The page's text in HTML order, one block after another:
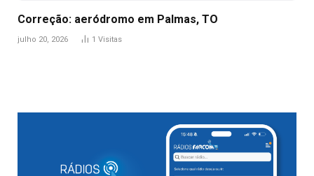
Correção: aeródromo em Palmas, TO
julho 20, 2026 1 Visitas